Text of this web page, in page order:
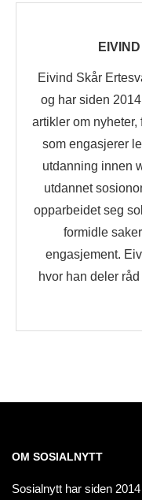
Eivind Skår
og har siden
artikler om
som engasjerer
utdanning innen
utdannet
opparbeidet seg
formidle
engasjement.
hvor han deler
OM SOSIALNYTT
Sosialnytt har siden